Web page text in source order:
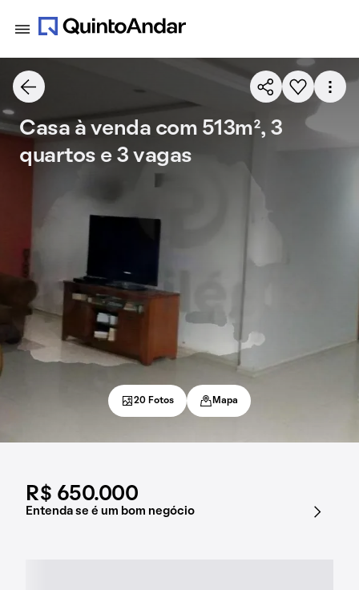
R$ 650.000
Entenda se é um bom negócio
Casa à venda com 513m², 3
quartos e 3 vagas
20 Fotos Mapa